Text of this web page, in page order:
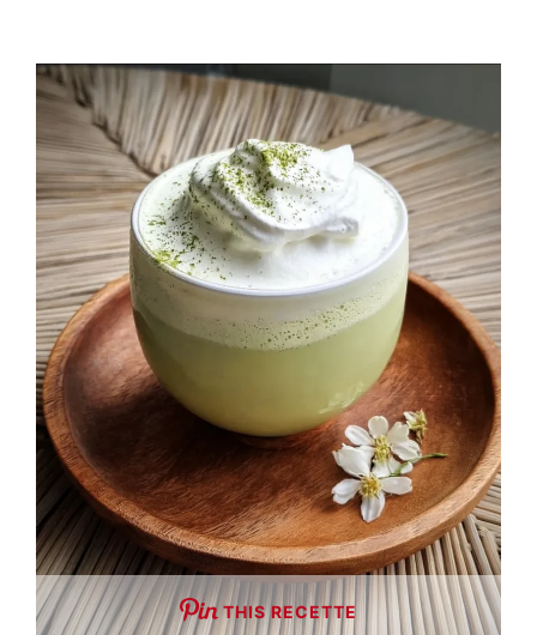
THIS RECETTE